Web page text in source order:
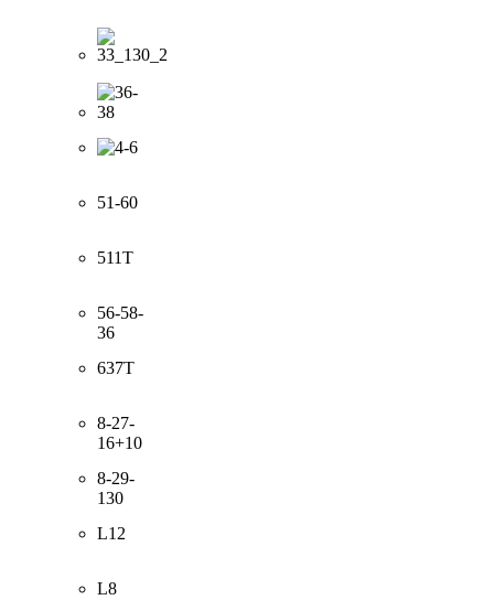
51-60
511T
56-58-
36
637T
8-27-
16+10
8-29-
130
L12
L8